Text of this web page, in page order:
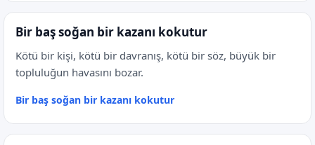
Bir baş soğan bir kazanı kokutur
Kötü bir kişi, kötü bir davranış, kötü bir söz, büyük bir
topluluğun havasını bozar.
Bir baş soğan bir kazanı kokutur